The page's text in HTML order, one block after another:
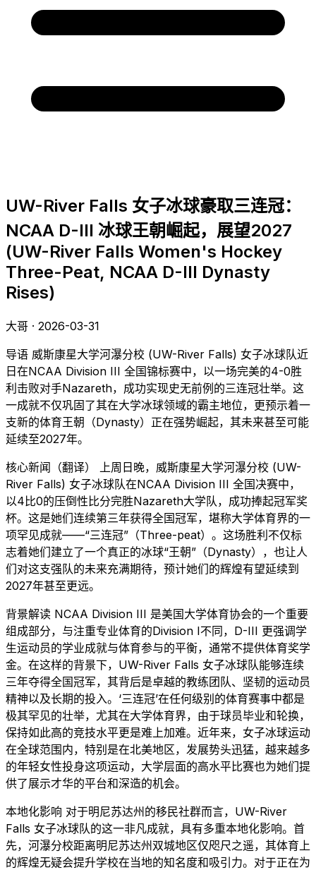
UW-River Falls 女子冰球豪取三连冠：
NCAA D-III 冰球王朝崛起，展望2027
(UW-River Falls Women's Hockey
Three-Peat, NCAA D-III Dynasty
Rises)
大哥 · 2026-03-31
导语 威斯康星大学河瀑分校 (UW-River Falls) 女子冰球队近
日在NCAA Division III 全国锦标赛中，以一场完美的4-0胜
利击败对手Nazareth，成功实现史无前例的三连冠壮举。这
一成就不仅巩固了其在大学冰球领域的霸主地位，更预示着一
支新的体育王朝（Dynasty）正在强势崛起，其未来甚至可能
延续至2027年。
核心新闻（翻译） 上周日晚，威斯康星大学河瀑分校 (UW-
River Falls) 女子冰球队在NCAA Division III 全国决赛中，
以4比0的压倒性比分完胜Nazareth大学队，成功捧起冠军奖
杯。这是她们连续第三年获得全国冠军，堪称大学体育界的一
项罕见成就——“三连冠”（Three-peat）。这场胜利不仅标
志着她们建立了一个真正的冰球“王朝”（Dynasty），也让人
们对这支强队的未来充满期待，预计她们的辉煌有望延续到
2027年甚至更远。
背景解读 NCAA Division III 是美国大学体育协会的一个重要
组成部分，与注重专业体育的Division I不同，D-III 更强调学
生运动员的学业成就与体育参与的平衡，通常不提供体育奖学
金。在这样的背景下，UW-River Falls 女子冰球队能够连续
三年夺得全国冠军，其背后是卓越的教练团队、坚韧的运动员
精神以及长期的投入。‘三连冠’在任何级别的体育赛事中都是
极其罕见的壮举，尤其在大学体育界，由于球员毕业和轮换，
保持如此高的竞技水平更是难上加难。近年来，女子冰球运动
在全球范围内，特别是在北美地区，发展势头迅猛，越来越多
的年轻女性投身这项运动，大学层面的高水平比赛也为她们提
供了展示才华的平台和深造的机会。
本地化影响 对于明尼苏达州的移民社群而言，UW-River
Falls 女子冰球队的这一非凡成就，具有多重本地化影响。首
先，河瀑分校距离明尼苏达州双城地区仅咫尺之遥，其体育上
的辉煌无疑会提升学校在当地的知名度和吸引力。对于正在为